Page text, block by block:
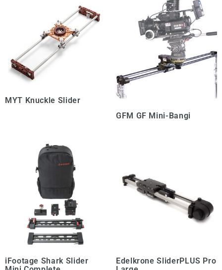
MYT Knuckle Slider
GFM GF Mini-Bangi
iFootage Shark Slider
Edelkrone SliderPLUS Pro